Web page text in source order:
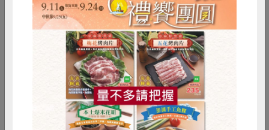
原文刊登於 2026年03月259期
RPET 食譜 減硝酸鹽
雞蛋 食安 共同購買